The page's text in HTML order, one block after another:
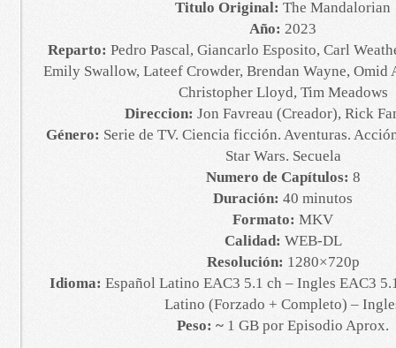
Titulo Original: The Mandalorian
Año: 2023
Reparto: Pedro Pascal, Giancarlo Esposito, Carl
Emily Swallow, Lateef Crowder, Brendan Wayne, Omid
Christopher Lloyd, Tim Meadows
Direccion: Jon Favreau (Creador), Rick
Género: Serie de TV. Ciencia ficción. Aventuras.
Star Wars. Secuela
Numero de Capítulos: 8
Duración: 40 minutos
Formato: MKV
Calidad: WEB-DL
Resolución: 1280×720p
Idioma: Español Latino EAC3 5.1 ch – Ingles EAC3
Latino (Forzado + Completo) –
Peso: ~ 1 GB por Episodio Aprox.